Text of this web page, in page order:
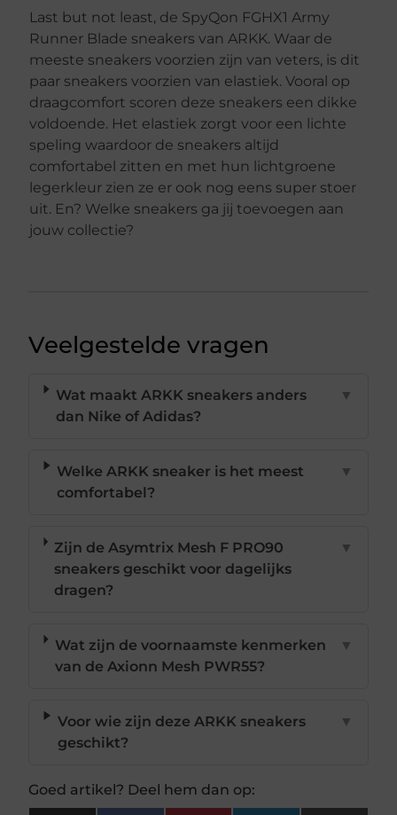
Last but not least, de SpyQon FGHX1 Army
Runner Blade sneakers van ARKK. Waar de
meeste sneakers voorzien zijn van veters, is dit
paar sneakers voorzien van elastiek. Vooral op
draagcomfort scoren deze sneakers een dikke
voldoende. Het elastiek zorgt voor een lichte
speling waardoor de sneakers altijd
comfortabel zitten en met hun lichtgroene
legerkleur zien ze er ook nog eens super stoer
uit. En? Welke sneakers ga jij toevoegen aan
jouw collectie?
Veelgestelde vragen
Wat maakt ARKK sneakers anders
dan Nike of Adidas?
▼
Welke ARKK sneaker is het meest
comfortabel?
▼
Zijn de Asymtrix Mesh F PRO90
sneakers geschikt voor dagelijks
dragen?
▼
Wat zijn de voornaamste kenmerken
van de Axionn Mesh PWR55?
▼
Voor wie zijn deze ARKK sneakers
geschikt?
▼
Goed artikel? Deel hem dan op: